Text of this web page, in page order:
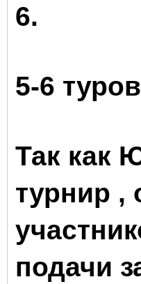
6.
5-6
Так как
турнир ,
подачи